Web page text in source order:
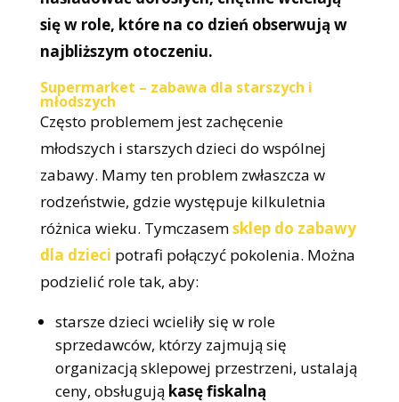
się w role, które na co dzień obserwują w
najbliższym otoczeniu.
Supermarket – zabawa dla starszych i
młodszych
Często problemem jest zachęcenie
młodszych i starszych dzieci do wspólnej
zabawy. Mamy ten problem zwłaszcza w
rodzeństwie, gdzie występuje kilkuletnia
różnica wieku. Tymczasemsklep do zabawy
dla dzieci potrafi połączyć pokolenia. Można
podzielić role tak, aby:
starsze dzieci wcieliły się w role
sprzedawców, którzy zajmują się
organizacją sklepowej przestrzeni, ustalają
ceny, obsługują kasę fiskalną